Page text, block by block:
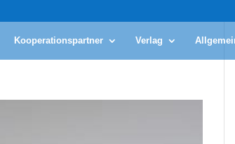
Kooperationspartner Verlag